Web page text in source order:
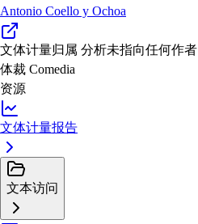
Antonio Coello y Ochoa
文体计量归属 分析未指向任何作者
体裁 Comedia
资源
文体计量报告
文本访问